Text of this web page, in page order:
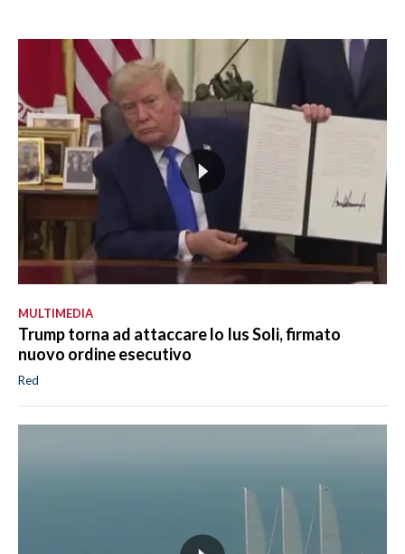
MULTIMEDIA
Trump torna ad attaccare lo Ius Soli, firmato
nuovo ordine esecutivo
Red